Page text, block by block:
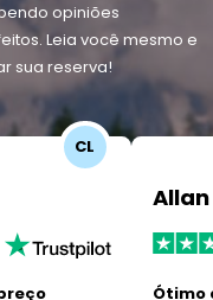
opiniões
Leia você mesmo e
sua reserva!
CL
Allan
Ótimo